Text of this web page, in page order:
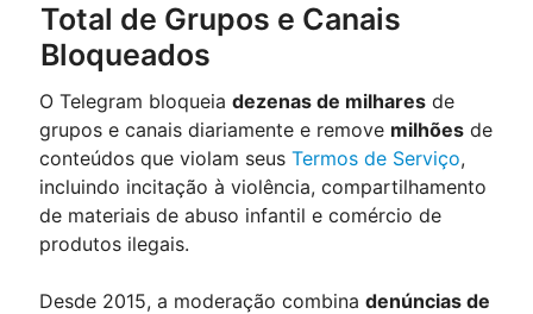
Total de Grupos e Canais
Bloqueados
O Telegram bloqueia dezenas de milhares de
grupos e canais diariamente e remove milhões de
conteúdos que violam seus Termos de Serviço,
incluindo incitação à violência, compartilhamento
de materiais de abuso infantil e comércio de
produtos ilegais.
Desde 2015, a moderação combina denúncias de